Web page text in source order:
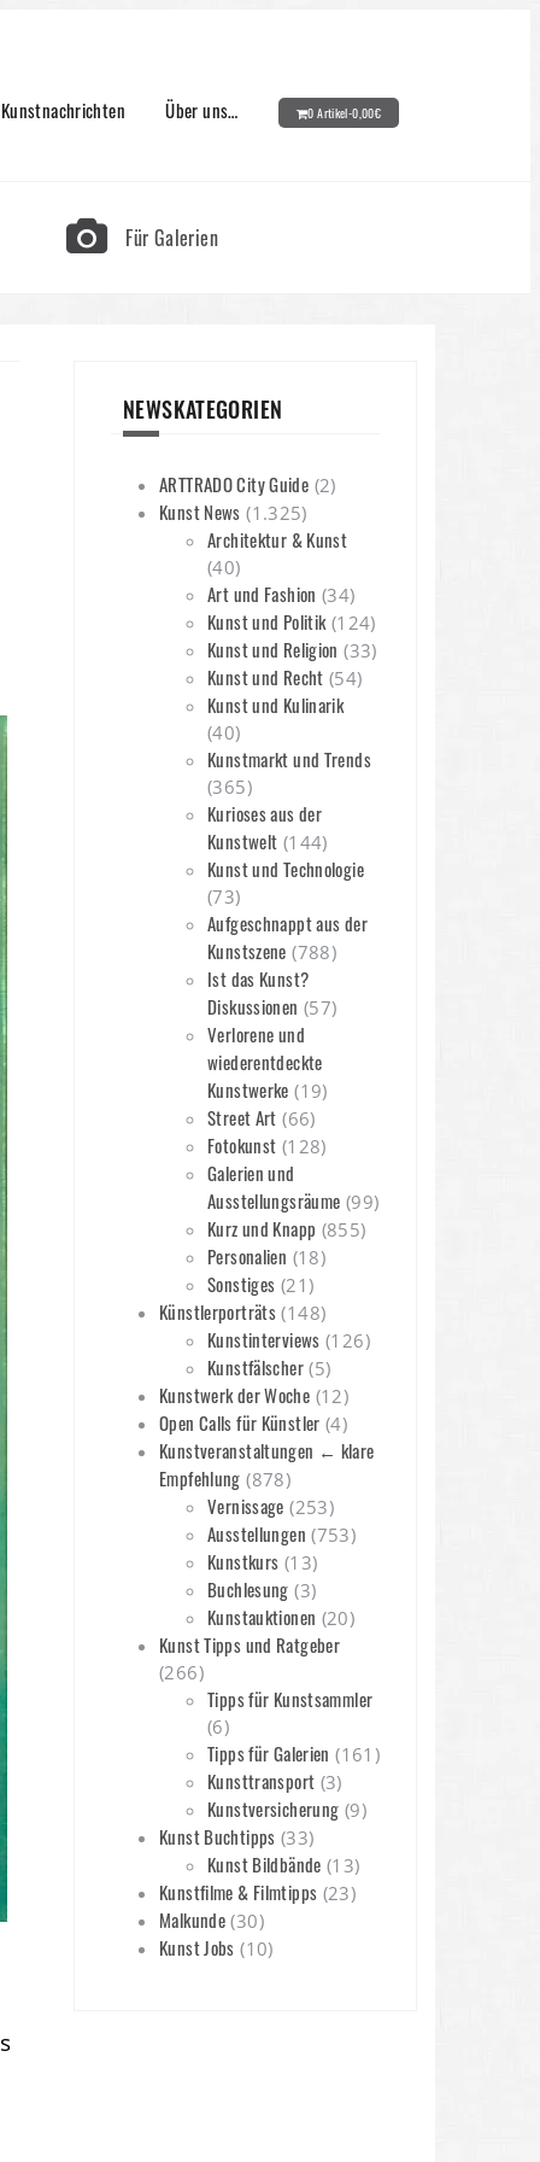
Kunstnachrichten Über uns… 0 Artikel-0,00€
Für Galerien
NEWSKATEGORIEN
ARTTRADO City Guide (2)
Kunst News (1.325)
Architektur & Kunst
(40)
Art und Fashion (34)
Kunst und Politik(124)
Kunst und Religion (33)
Kunst und Recht (54)
Kunst und Kulinarik
(40)
Kunstmarkt und Trends
(365)
Kurioses aus der
Kunstwelt (144)
Kunst und Technologie
(73)
Aufgeschnappt aus der
Kunstszene (788)
Ist das Kunst?
Diskussionen (57)
Verlorene und
wiederentdeckte
Kunstwerke (19)
Street Art (66)
Fotokunst (128)
Galerien und
Ausstellungsräume (99)
Kurz und Knapp (855)
Personalien (18)
Sonstiges (21)
Künstlerporträts (148)
Kunstinterviews (126)
Kunstfälscher(5)
Kunstwerk der Woche (12)
Open Calls für Künstler (4)
Kunstveranstaltungen ← klare
Empfehlung (878)
Vernissage (253)
Ausstellungen (753)
Kunstkurs (13)
Buchlesung (3)
Kunstauktionen (20)
Kunst Tipps und Ratgeber
(266)
Tipps für Kunstsammler
(6)
Tipps für Galerien (161)
Kunsttransport (3)
Kunstversicherung (9)
Kunst Buchtipps (33)
Kunst Bildbände (13)
Kunstfilme & Filmtipps (23)
Malkunde (30)
Kunst Jobs (10)